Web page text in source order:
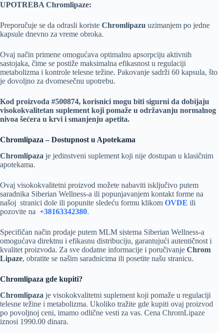
UPOTREBA Chromlipaze:
Preporučuje se da odrasli koriste Chromlipazu uzimanjem po jedne
kapsule dnevno za vreme obroka.
Ovaj način primene omogućava optimalnu apsorpciju aktivnih
sastojaka, čime se postiže maksimalna efikasnost u regulaciji
metabolizma i kontrole telesne težine. Pakovanje sadrži 60 kapsula, što
je dovoljno za dvomesečnu upotrebu.
Kod proizvoda #500874, korisnici mogu biti sigurni da dobijaju
visokokvalitetan suplement koji pomaže u održavanju normalnog
nivoa šećera u krvi i smanjenju apetita.
Chromlipaza – Dostupnost u Apotekama
Chromlipaza je jedinstveni suplement koji nije dostupan u klasičnim
apotekama.
Ovaj visokokvalitetni proizvod možete nabaviti isključivo putem
saradnika Siberian Wellness-a ili popunjavanjem kontakt forme na
našoj stranici dole ili popunite sledeću formu klikom OVDE ili
pozovite na +38163342380.
Specifičan način prodaje putem MLM sistema Siberian Wellness-a
omogućava direktnu i efikasnu distribuciju, garantujući autentičnost i
kvalitet proizvoda. Za sve dodatne informacije i poručivanje Chrom
Lipaze, obratite se našim saradnicima ili posetite našu stranicu.
Chromlipaza gde kupiti?
Chromlipaza je visokokvalitetni suplement koji pomaže u regulaciji
telesne težine i metabolizma. Ukoliko tražite gde kupiti ovaj proizvod
po povoljnoj ceni, imamo odlične vesti za vas. Cena ChromLipaze
iznosi 1990.00 dinara.